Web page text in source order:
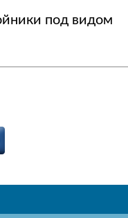
под видом